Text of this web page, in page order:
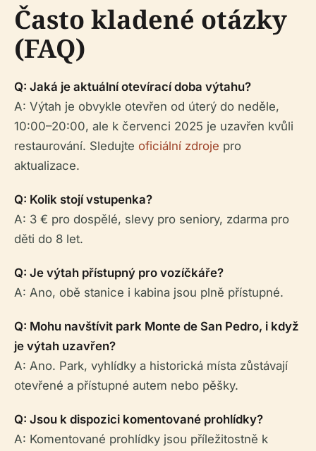
Často kladené otázky
(FAQ)
Q: Jaká je aktuální otevírací doba výtahu?
A: Výtah je obvykle otevřen od úterý do neděle,
10:00–20:00, ale k červenci 2025 je uzavřen kvůli
restaurování. Sledujte oficiální zdroje pro
aktualizace.
Q: Kolik stojí vstupenka?
A: 3 € pro dospělé, slevy pro seniory, zdarma pro
děti do 8 let.
Q: Je výtah přístupný pro vozíčkáře?
A: Ano, obě stanice i kabina jsou plně přístupné.
Q: Mohu navštívit park Monte de San Pedro, i když
je výtah uzavřen?
A: Ano. Park, vyhlídky a historická místa zůstávají
otevřené a přístupné autem nebo pěšky.
Q: Jsou k dispozici komentované prohlídky?
A: Komentované prohlídky jsou příležitostně k